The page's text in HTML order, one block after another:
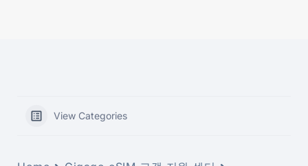
View Categories